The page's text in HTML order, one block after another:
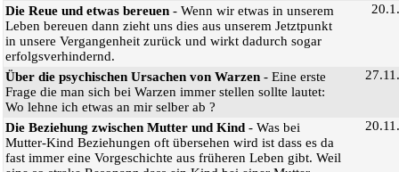
Die Reue und etwas bereuen - Wenn wir etwas in unserem
Leben bereuen dann zieht uns dies aus unserem Jetztpunkt
in unsere Vergangenheit zurück und wirkt dadurch sogar
erfolgsverhindernd.
Über die psychischen Ursachen von Warzen - Eine erste
Frage die man sich bei Warzen immer stellen sollte lautet:
Wo lehne ich etwas an mir selber ab ?
Die Beziehung zwischen Mutter und Kind - Was bei
Mutter-Kind Beziehungen oft übersehen wird ist dass es da
fast immer eine Vorgeschichte aus früheren Leben gibt. Weil